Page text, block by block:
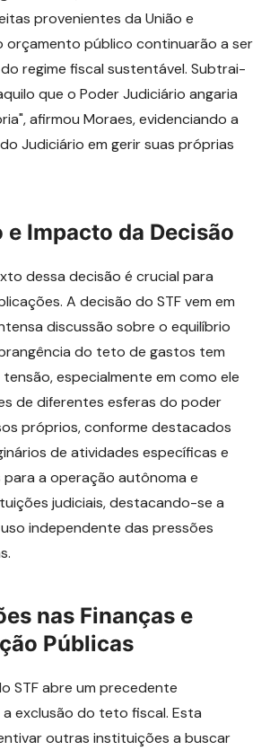
provenientes da União e
orçamento público continuarão a ser
regime fiscal sustentável. Subtrai-
que o Poder Judiciário angaria
afirmou Moraes, evidenciando a
Judiciário em gerir suas próprias
e Impacto da Decisão
dessa decisão é crucial para
A decisão do STF vem em
discussão sobre o equilíbrio
do teto de gastos tem
especialmente em como ele
de diferentes esferas do poder
próprios, conforme destacados
de atividades específicas e
a operação autônoma e
judiciais, destacando-se a
independente das pressões
nas Finanças e
Públicas
STF abre um precedente
exclusão do teto fiscal. Esta
outras instituições a buscar